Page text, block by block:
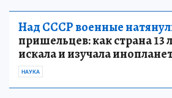
Над СССР военные
пришельцев: как страна 13
искала и изучала
НАУКА